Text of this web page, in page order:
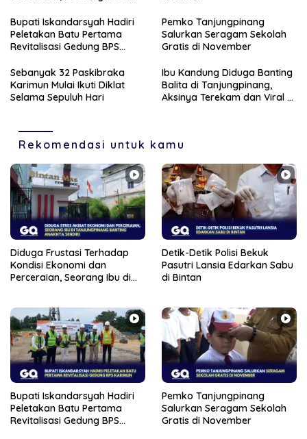
Anaknya Sendiri
Bupati Iskandarsyah Hadiri
Peletakan Batu Pertama
Revitalisasi Gedung BPS
Pemko Tanjungpinang
Salurkan Seragam Sekolah
Gratis di November
Sebanyak 32 Paskibraka
Karimun Mulai Ikuti Diklat
Selama Sepuluh Hari
Ibu Kandung Diduga Banting
Balita di Tanjungpinang,
Aksinya Terekam dan Viral di
Rekomendasi untuk kamu
Diduga Frustasi Terhadap
Kondisi Ekonomi dan
Perceraian, Seorang Ibu di
Detik-Detik Polisi Bekuk
Pasutri Lansia Edarkan Sabu
di Bintan
Bupati Iskandarsyah Hadiri
Peletakan Batu Pertama
Revitalisasi Gedung BPS
Pemko Tanjungpinang
Salurkan Seragam Sekolah
Gratis di November